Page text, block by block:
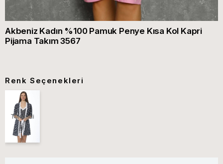
Akbeniz Kadın %100 Pamuk Penye Kısa Kol Kapri
Pijama Takım 3567
Renk Seçenekleri
Tükendi